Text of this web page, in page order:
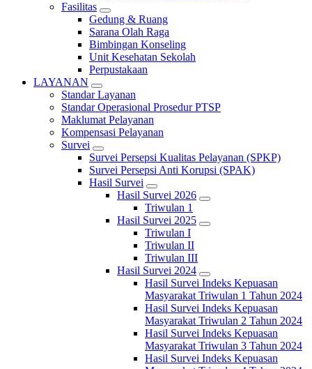
Fasilitas
Gedung & Ruang
Sarana Olah Raga
Bimbingan Konseling
Unit Kesehatan Sekolah
Perpustakaan
LAYANAN
Standar Layanan
Standar Operasional Prosedur PTSP
Maklumat Pelayanan
Kompensasi Pelayanan
Survei
Survei Persepsi Kualitas Pelayanan (SPKP)
Survei Persepsi Anti Korupsi (SPAK)
Hasil Survei
Hasil Survei 2026
Triwulan 1
Hasil Survei 2025
Triwulan I
Triwulan II
Triwulan III
Hasil Survei 2024
Hasil Survei Indeks Kepuasan
Masyarakat Triwulan 1 Tahun 2024
Hasil Survei Indeks Kepuasan
Masyarakat Triwulan 2 Tahun 2024
Hasil Survei Indeks Kepuasan
Masyarakat Triwulan 3 Tahun 2024
Hasil Survei Indeks Kepuasan